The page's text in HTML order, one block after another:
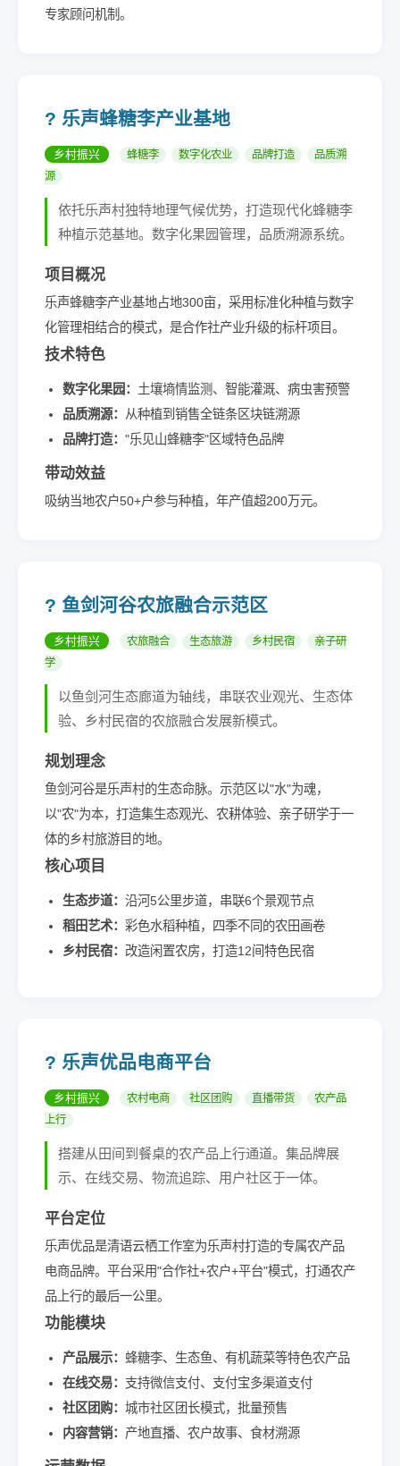
专家顾问机制。
? 乐声蜂糖李产业基地
乡村振兴 蜂糖李 数字化农业 品牌打造
品质溯
源
依托乐声村独特地理气候优势，打造现代化蜂糖李
种植示范基地。数字化果园管理，品质溯源系统。
项目概况
乐声蜂糖李产业基地占地300亩，采用标准化种植与数字
化管理相结合的模式，是合作社产业升级的标杆项目。
技术特色
数字化果园： 土壤墒情监测、智能灌溉、病虫害预警
品质溯源： 从种植到销售全链条区块链溯源
品牌打造： "乐见山蜂糖李"区域特色品牌
带动效益
吸纳当地农户50+户参与种植，年产值超200万元。
?️ 鱼剑河谷农旅融合示范区
乡村振兴 农旅融合 生态旅游 乡村民宿
亲子研
学
以鱼剑河生态廊道为轴线，串联农业观光、生态体
验、乡村民宿的农旅融合发展新模式。
规划理念
鱼剑河谷是乐声村的生态命脉。示范区以"水"为魂，
以"农"为本，打造集生态观光、农耕体验、亲子研学于一
体的乡村旅游目的地。
核心项目
生态步道： 沿河5公里步道，串联6个景观节点
稻田艺术： 彩色水稻种植，四季不同的农田画卷
乡村民宿： 改造闲置农房，打造12间特色民宿
? 乐声优品电商平台
乡村振兴 农村电商 社区团购 直播带货
农产品
上行
搭建从田间到餐桌的农产品上行通道。集品牌展
示、在线交易、物流追踪、用户社区于一体。
平台定位
乐声优品是清语云栖工作室为乐声村打造的专属农产品
电商品牌。平台采用"合作社+农户+平台"模式，打通农产
品上行的最后一公里。
功能模块
产品展示： 蜂糖李、生态鱼、有机蔬菜等特色农产品
在线交易： 支持微信支付、支付宝多渠道支付
社区团购： 城市社区团长模式，批量预售
内容营销： 产地直播、农户故事、食材溯源